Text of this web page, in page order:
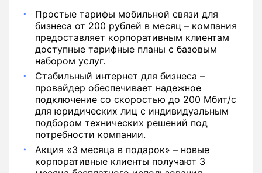
Простые тарифы мобильной связи для
бизнеса от 200 рублей в месяц – компания
предоставляет корпоративным клиентам
доступные тарифные планы с базовым
набором услуг.
Стабильный интернет для бизнеса –
провайдер обеспечивает надежное
подключение со скоростью до 200 Мбит/с
для юридических лиц с индивидуальным
подбором технических решений под
потребности компании.
Акция «3 месяца в подарок» – новые
корпоративные клиенты получают 3